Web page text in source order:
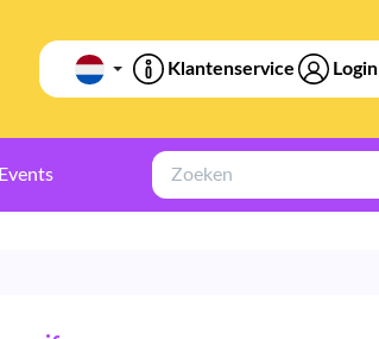
Klantenservice Login
Events
Zoeken